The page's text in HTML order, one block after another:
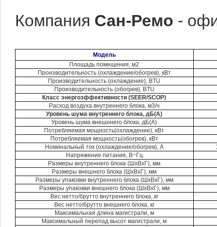
Компания Сан-Ремо -
Модель
Площадь помещения, м2
Производительность (охлаждение/обогрев), кВт
Производительность (охлаждение), BTU
Производительность (обогрев), BTU
Класс энергоэффективности (SEER/SCOP)
Расход воздуха внутреннего блока, м3/ч
Уровень шума внутреннего блока, дБ(А)
Уровень шума внешннего блока, дБ(А)
Потребляемая мощность(охлаждение), кВт
Потребляемая мощность(обогрев), кВт
Номинальный ток (охлаждение/обогрев), А
Напряжение питания, В~Гц
Размеры внутреннего блока (ШхВхГ), мм
Размеры внешнего блока (ШхВхГ), мм
Размеры упаковки внутреннего блока (ШхВхГ), мм
Размеры упаковки внешнего блока (ШхВхГ), мм
Вес нетто/брутто внутреннего блока, кг
Вес нетто/брутто внешнего блока, кг
Максимальная длина магистрали, м
Максимальный перепад высот магистрали, м